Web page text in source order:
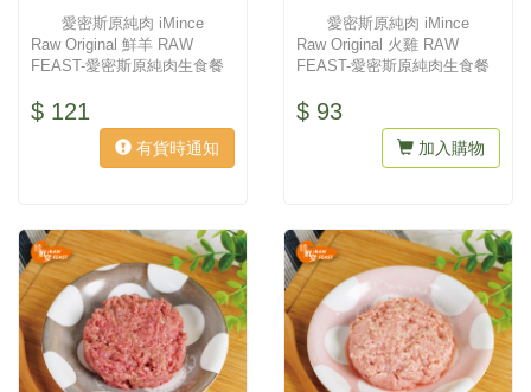
愛密斯原純肉 iMince
Raw Original 鮮羊 RAW
FEAST-愛密斯原純肉生食餐
$ 121
有貨時通知
愛密斯原純肉 iMince
Raw Original 火雞 RAW
FEAST-愛密斯原純肉生食餐
$ 93
加入購物